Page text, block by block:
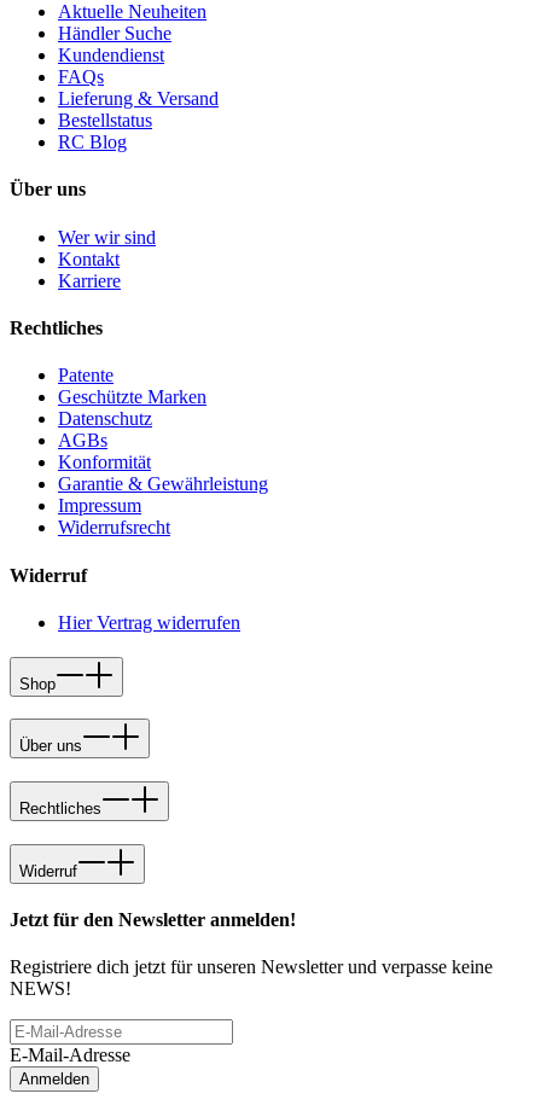
Aktuelle Neuheiten
Händler Suche
Kundendienst
FAQs
Lieferung & Versand
Bestellstatus
RC Blog
Über uns
Wer wir sind
Kontakt
Karriere
Rechtliches
Patente
Geschützte Marken
Datenschutz
AGBs
Konformität
Garantie & Gewährleistung
Impressum
Widerrufsrecht
Widerruf
Hier Vertrag widerrufen
Shop
Über uns
Rechtliches
Widerruf
Jetzt für den Newsletter anmelden!
Registriere dich jetzt für unseren Newsletter und verpasse keine
NEWS!
E-Mail-Adresse
Anmelden